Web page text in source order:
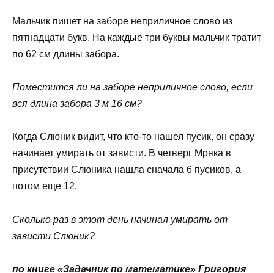
Мальчик пишет на заборе неприличное слово из
пятнадцати букв. На каждые три буквы мальчик тратит
по 62 см длины забора.
Поместится ли на заборе неприличное слово, если
вся длина забора 3 м 16 см?
Когда Слюник видит, что кто-то нашел пусик, он сразу
начинает умирать от зависти. В четверг Мряка в
присутствии Слюника нашла сначала 6 пусиков, а
потом еще 12.
Сколько раз в этот день начинал умирать от
зависти Слюник?
по книге «Задачник по математике» Григория